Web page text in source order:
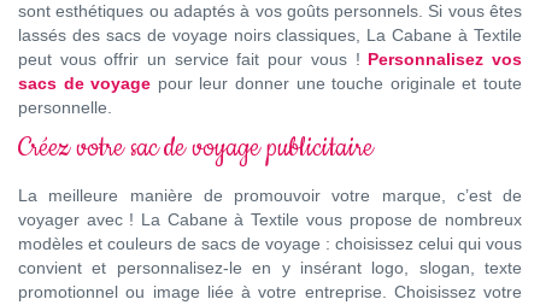
sont esthétiques ou adaptés à vos goûts personnels. Si vous êtes
lassés des sacs de voyage noirs classiques, La Cabane à Textile
peut vous offrir un service fait pour vous ! Personnalisez vos
sacs de voyage pour leur donner une touche originale et toute
personnelle.
Créez votre sac de voyage publicitaire
La meilleure manière de promouvoir votre marque, c’est de
voyager avec ! La Cabane à Textile vous propose de nombreux
modèles et couleurs de sacs de voyage : choisissez celui qui vous
convient et personnalisez-le en y insérant logo, slogan, texte
promotionnel ou image liée à votre entreprise. Choisissez votre